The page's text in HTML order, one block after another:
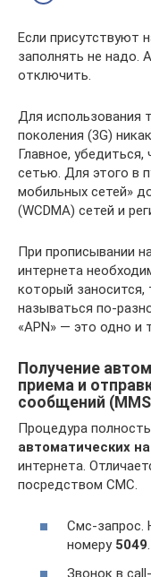
Если присутствуют
заполнять не надо.
отключить.
Для использования
поколения (3G)
Главное,
сетью. Для этого в
мобильных сетей»
(WCDMA) сетей и
При прописывании
интернета
который
называться по-
«APN» — это одно и
Получение
приема и
сообщений
Процедура
автоматических
интернета.
посредством СМС.
Смс-запрос.
номеру 5049.
Звонок в